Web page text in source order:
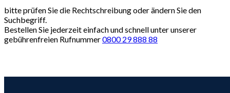
bitte prüfen Sie die Rechtschreibung oder ändern Sie den
Suchbegriff.
Bestellen Sie jederzeit einfach und schnell unter unserer
gebührenfreien Rufnummer0800 29 888 88